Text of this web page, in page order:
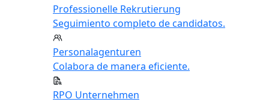
Professionelle Rekrutierung
Seguimiento completo de candidatos.
Personalagenturen
Colabora de manera eficiente.
RPO Unternehmen